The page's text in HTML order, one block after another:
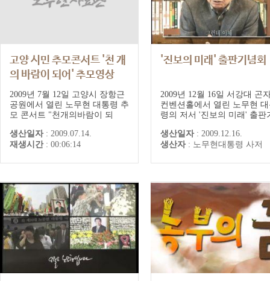
고양 시민 추모콘서트 '천 개
의 바람이 되어' 추모영상
2009년 7월 12일 고양시 장항근
공원에서 열린 노무현 대통령 추
모 콘서트 "천개의바람이 되
생산일자 : 2009.07.14.
재생시간 : 00:06:14
'진보의 미래' 출판기념회
2009년 12월 16일 서강대 곤
컨벤션홀에서 열린 노무현
령의 저서 '진보의 미래' 출판
생산일자 : 2009.12.16.
생산자 : 노무현대통령 사저